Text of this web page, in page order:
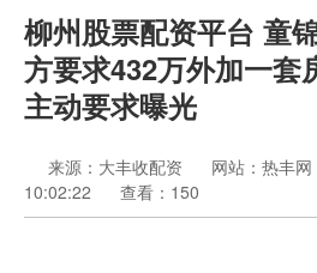
柳州股票配资平台 童
方要求432万外加一套
主动要求曝光
来源：大丰收配资 网站：热丰网
10:02:22
查看：150